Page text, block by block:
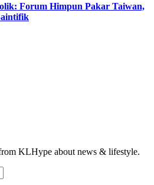
Forum Himpun Pakar Taiwan,
KLHype about news & lifestyle.